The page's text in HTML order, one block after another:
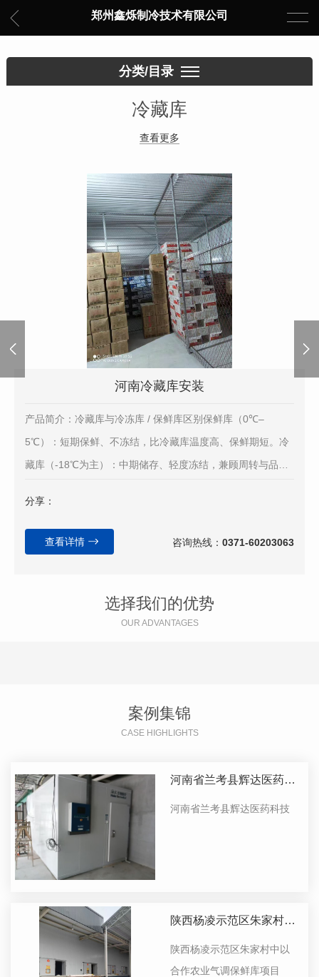
郑州鑫烁制冷技术有限公司
分类/目录
冷藏库
查看更多
河南冷藏库安装
产品简介：冷藏库与冷冻库 / 保鲜库区别保鲜库（0℃–
5℃）：短期保鲜、不冻结，比冷藏库温度高、保鲜期短。冷
藏库（-18℃为主）：中期储存、轻度冻结，兼顾周转与品
分享：
查看详情 咨询热线： 0371-60203063
选择我们的优势
OUR ADVANTAGES
案例集锦
CASE HIGHLIGHTS
河南省兰考县辉达医药科
河南省兰考县辉达医药科技
陕西杨凌示范区朱家村中
以合作农业气调保鲜库项
目
陕西杨凌示范区朱家村中以
合作农业气调保鲜库项目